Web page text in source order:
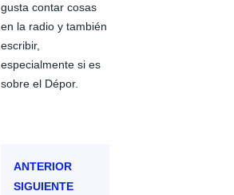
gusta contar cosas
en la radio y también
escribir,
especialmente si es
sobre el Dépor.
ANTERIOR
SIGUIENTE